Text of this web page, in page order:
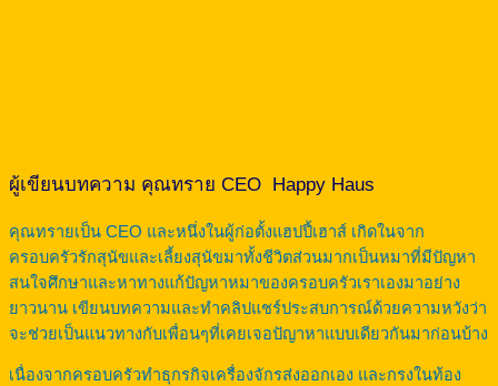
ผู้เขียนบทความ คุณทราย CEO Happy Haus
คุณทรายเป็น CEO และหนึ่งในผู้ก่อตั้งแฮปปี้เฮาส์ เกิดในจาก
ครอบครัวรักสุนัขและเลี้ยงสุนัขมาทั้งชีวิตส่วนมากเป็นหมาที่มีปัญหา
สนใจศึกษาและหาทางแก้ปัญหาหมาของครอบครัวเราเองมาอย่าง
ยาวนาน เขียนบทความและทำคลิปแชร์ประสบการณ์ด้วยความหวังว่า
จะช่วยเป็นแนวทางกับเพื่อนๆที่เคยเจอปัญาหาแบบเดียวกันมาก่อนบ้าง
เนื่องจากครอบครัวทำธุกรกิจเครื่องจักรส่งออกเอง และกรงในท้อง